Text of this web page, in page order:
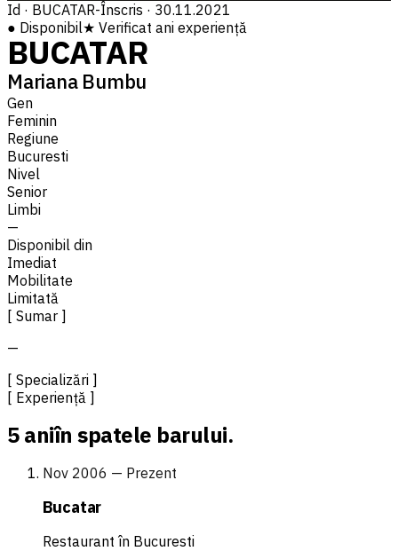
Id · BUCATAR-Înscris · 30.11.2021
● Disponibil★ Verificat ani experiență
BUCATAR
Mariana Bumbu
Gen
Feminin
Regiune
Bucuresti
Nivel
Senior
Limbi
—
Disponibil din
Imediat
Mobilitate
Limitată
[ Sumar ]
—
[ Specializări ]
[ Experiență ]
5 aniîn spatele barului.
Nov 2006 — Prezent
Bucatar
Restaurant în Bucuresti